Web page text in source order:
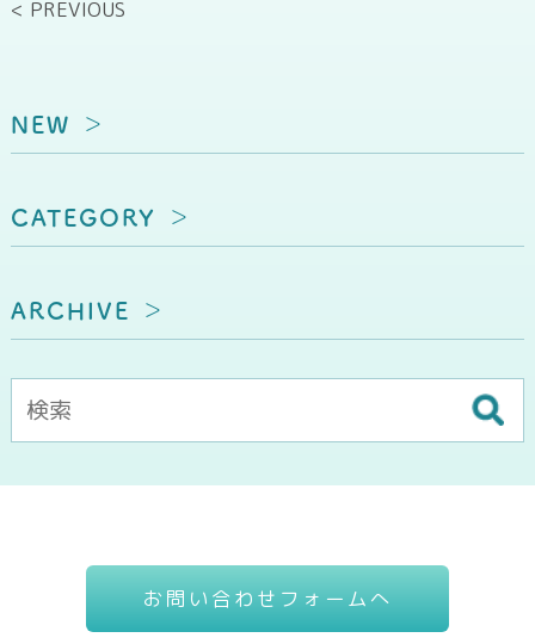
< PREVIOUS
NEW
CATEGORY
ARCHIVE
お問い合わせフォームへ